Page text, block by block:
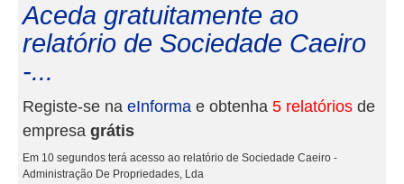
Aceda gratuitamente ao
relatório de Sociedade Caeiro
-...
Registe-se na eInforma e obtenha 5 relatórios de
empresa grátis
Em 10 segundos terá acesso ao relatório de Sociedade Caeiro -
Administração De Propriedades, Lda